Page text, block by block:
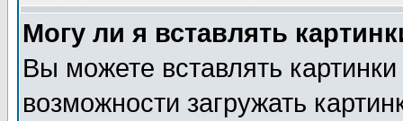
Могу ли я вставлять
Вы можете вставлять
возможности загружать